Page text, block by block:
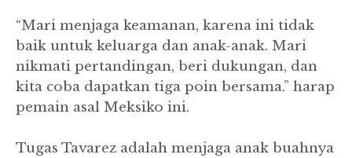
“Mari menjaga keamanan, karena ini tidak
baik untuk keluarga dan anak-anak. Mari
nikmati pertandingan, beri dukungan, dan
kita coba dapatkan tiga poin bersama.” harap
pemain asal Meksiko ini.
Tugas Tavarez adalah menjaga anak buahnya